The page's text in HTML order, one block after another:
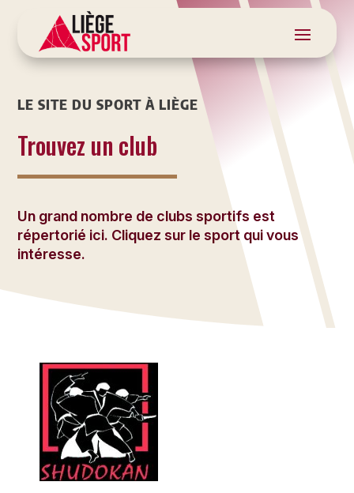
LE SITE DU SPORT À LIÈGE
Trouvez un club
Un grand nombre de clubs sportifs est
répertorié ici. Cliquez sur le sport qui vous
intéresse.